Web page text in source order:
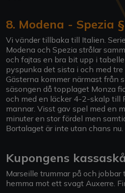
8. Modena - Spezia
Vi vänder tillbaka till Italien.
Modena och Spezia strålar
och fajtas en bra bit upp i
pyspunka det sista i och med tre
Gästerna kommer närmast från
säsongen då topplaget Monza
och med en läcker 4-2-skalp till
mannar. Visst gav spel med en
minuter en stor fördel men
Bortalaget är inte utan chans nu.
Kupongens
Marseille trummar på och jobbar
hemma mot ett svagt Auxerre.